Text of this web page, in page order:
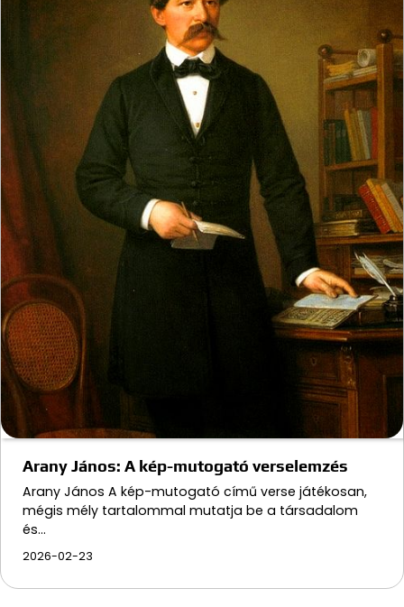
Arany János: A kép-mutogató verselemzés
Arany János A kép-mutogató című verse játékosan,
mégis mély tartalommal mutatja be a társadalom
és…
2026-02-23